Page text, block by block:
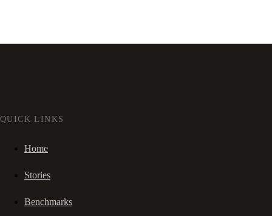
QUICK LINKS
Home
Stories
Benchmarks